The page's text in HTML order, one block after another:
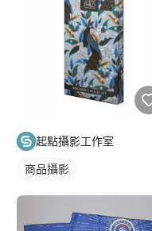
起點攝影工作室
商品攝影